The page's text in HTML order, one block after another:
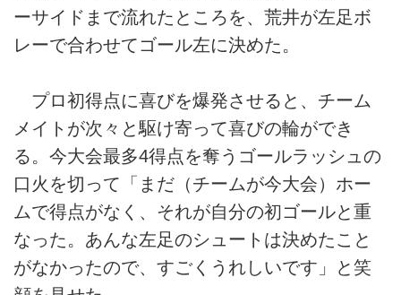
ーサイドまで流れたところを、荒井が左足ボ
レーで合わせてゴール左に決めた。
プロ初得点に喜びを爆発させると、チーム
メイトが次々と駆け寄って喜びの輪ができ
る。今大会最多4得点を奪うゴールラッシュの
口火を切って「まだ（チームが今大会）ホー
ムで得点がなく、それが自分の初ゴールと重
なった。あんな左足のシュートは決めたこと
がなかったので、すごくうれしいです」と笑